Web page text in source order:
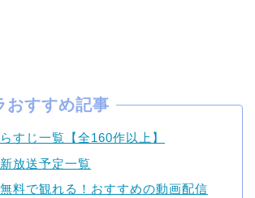
すじ一覧【全160作以上】
放送予定一覧
料で観れる！おすすめの動画配信